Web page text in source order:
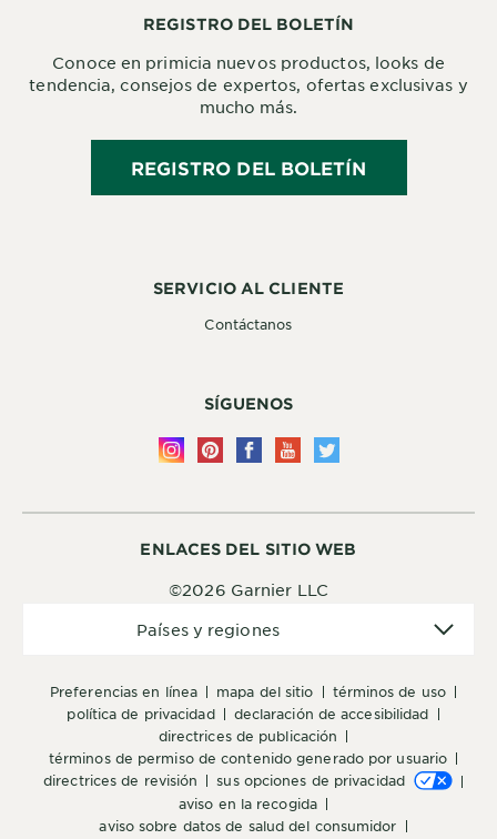
ENLACES DEL SITIO WEB
preferencias en línea mapa del sitio
términos de uso
política de privacidad
declaración de accesibilidad
directrices de publicación
términos de permiso de contenido generado por usuario
directrices de revisión
sus opciones de privacidad
aviso en la recogida
aviso sobre datos de salud del consumidor
©2026 Garnier LLC
Países y regiones
SERVICIO AL CLIENTE
Contáctanos
SÍGUENOS
REGISTRO DEL BOLETÍN
Conoce en primicia nuevos productos, looks de
tendencia, consejos de expertos, ofertas exclusivas y
mucho más.
REGISTRO DEL BOLETÍN